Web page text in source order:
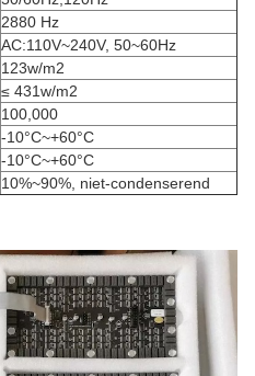
2880 Hz
AC:110V~240V, 50~60Hz
123w/m2
≤ 431w/m2
100,000
-10°C~+60°C
-10°C~+60°C
10%~90%, niet-condenserend